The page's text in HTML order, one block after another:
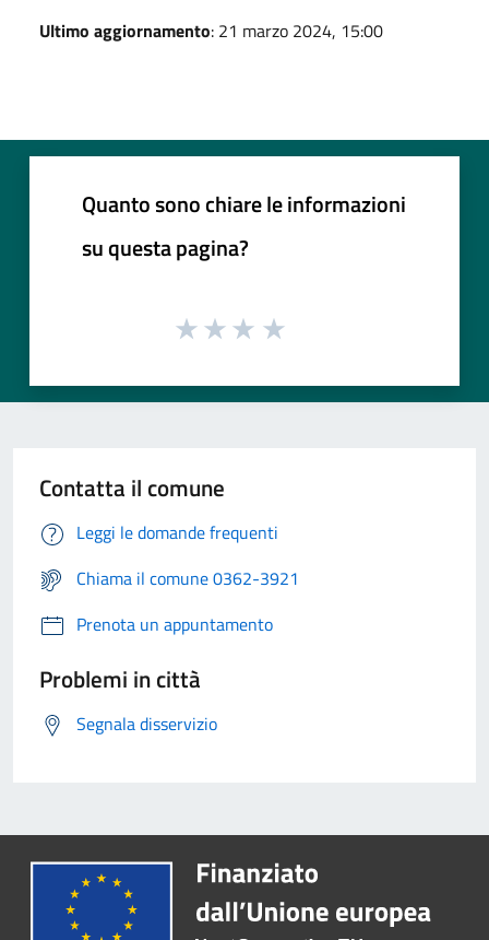
Ultimo aggiornamento: 21 marzo 2024, 15:00
Quanto sono chiare le informazioni
su questa pagina?
Contatta il comune
Leggi le domande frequenti
Chiama il comune 0362-3921
Prenota un appuntamento
Problemi in città
Segnala disservizio